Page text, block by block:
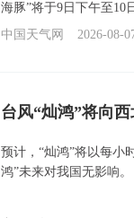
海豚”将于9日下午至10
中国天气网
2026-08-
台风“灿鸿”将向
预计，“灿鸿”将以每小
鸿”未来对我国无影响。